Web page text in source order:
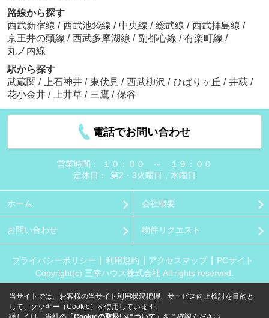
路線から探す
西武新宿線 / 西武池袋線 / 中央線 / 総武線 / 西武拝島線 /
京王井の頭線 / 西武多摩湖線 / 副都心線 / 有楽町線 /
丸ノ内線
駅から探す
武蔵関 / 上石神井 / 東伏見 / 西武柳沢 / ひばりヶ丘 / 井荻 /
花小金井 / 上井草 / 三鷹 / 保谷
電話でお問い合わせ
営業時間：
１０：００ ～ １９：００
定休日：
第2・3火曜日，水曜日
ホーム 会社概要
お問い合わせ 物件リクエスト
プライバシーポリシー 利用規約 アクセスマップ
PCサイト
Copyright(c) 三幸ハウス株式会社 All rights reserved.
当サイトでは、お客様の当サイト利用状況把握、サービス向上検討を目的と
して、クッキー（Cookie）を使用しています。